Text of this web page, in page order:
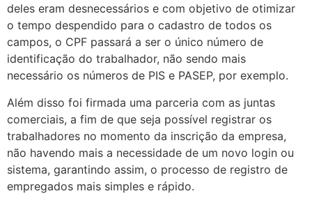
deles eram desnecessários e com objetivo de otimizar
o tempo despendido para o cadastro de todos os
campos, o CPF passará a ser o único número de
identificação do trabalhador, não sendo mais
necessário os números de PIS e PASEP, por exemplo.
Além disso foi firmada uma parceria com as juntas
comerciais, a fim de que seja possível registrar os
trabalhadores no momento da inscrição da empresa,
não havendo mais a necessidade de um novo login ou
sistema, garantindo assim, o processo de registro de
empregados mais simples e rápido.